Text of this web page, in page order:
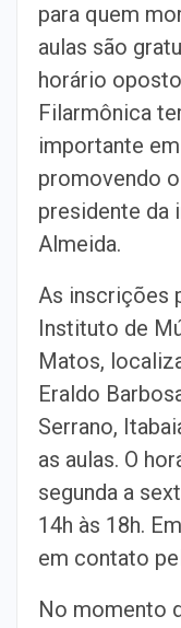
para quem
aulas são
horário
Filarmônica
importante
promovendo
presidente da
Almeida.
As inscrições
Instituto de
Matos,
Eraldo
Serrano,
as aulas. O
segunda a
14h às 18h.
em contato
No momento